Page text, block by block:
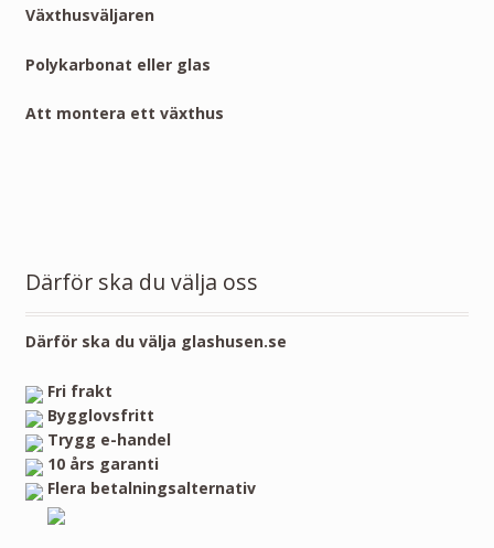
Växthusväljaren
Polykarbonat eller glas
Att montera ett växthus
Därför ska du välja oss
Därför ska du välja glashusen.se
Fri frakt
Bygglovsfritt
Trygg e-handel
10 års garanti
Flera betalningsalternativ